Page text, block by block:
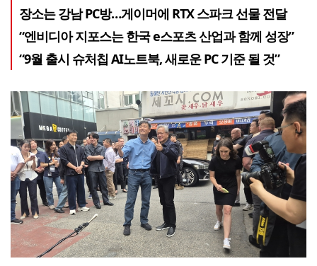
장소는 강남 PC방…게이머에 RTX 스파크 선물 전달
“엔비디아 지포스는 한국 e스포츠 산업과 함께 성장”
“9월 출시 슈처칩 AI노트북, 새로운 PC 기준 될 것”